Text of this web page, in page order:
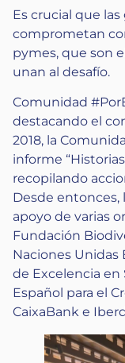
Es crucial que
comprometan
pymes, que son
unan al desafío.
Comunidad
destacando el
2018, la
informe
recopilando
Desde entonces,
apoyo de varias
Fundación
Naciones Unidas
de Excelencia en
Español para el
CaixaBank e